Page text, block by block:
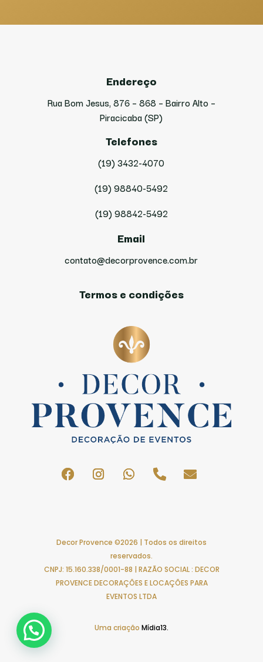
Endereço
Rua Bom Jesus, 876 – 868 – Bairro Alto –
Piracicaba (SP)
Telefones
(19) 3432-4070
(19) 98840-5492
(19) 98842-5492
Email
contato@decorprovence.com.br
Termos e condições
Decor Provence ©2026 | Todos os direitos
reservados.
CNPJ: 15.160.338/0001-88 | RAZÃO SOCIAL : DECOR
PROVENCE DECORAÇÕES E LOCAÇÕES PARA
EVENTOS LTDA
Uma criação Mídia13.